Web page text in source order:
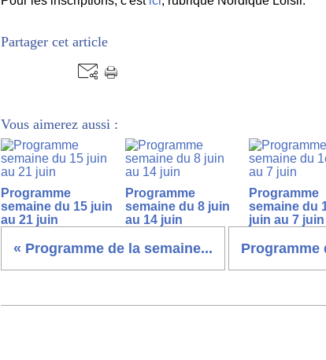
Partager cet article
Vous aimerez aussi :
Programme
semaine du 15 juin
au 21 juin
Programme
semaine du 8 juin
au 14 juin
Programme
semaine du
juin au 7 juin
« Programme de la semaine... Programme